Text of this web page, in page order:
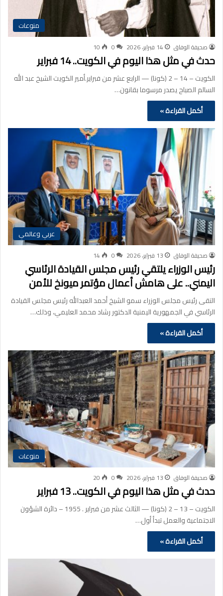
منوعات
صحيفة الوفاق 14 فبراير، 2026 0
10
حدث في مثل هذا اليوم في الكويت.. 14 فبراير
الكويت – 14 – 2 (كونا) — الرابع عشر من فبراير.أمير الكويت الشيخ عبد الله
السالم الصباح يصدر مرسوما بقانون…
أكمل القراءة »
عربي وعالمي
صحيفة الوفاق 13 فبراير، 2026 0
14
رئيس الوزراء يلتقي رئيس مجلس القيادة الرئاسي
اليمني.. على هامش أعمال مؤتمر ميونخ للأمن
التقى رئيس مجلس الوزراء سمو الشيخ أحمد العبدالله رئيس مجلس القيادة
الرئاسي في الجمهورية اليمنية الدكتور رشاد محمد العليمي، وذلك…
أكمل القراءة »
منوعات
صحيفة الوفاق 13 فبراير، 2026 0
20
حدث في مثل هذا اليوم في الكويت.. 13 فبراير
الكويت – 13 – 2 (كونا) — الثالث عشر من فبراير . 1955 – دائرة الشؤون
الاجتماعية والعمل تبدأ أول…
أكمل القراءة »